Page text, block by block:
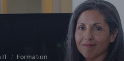
IT Formation